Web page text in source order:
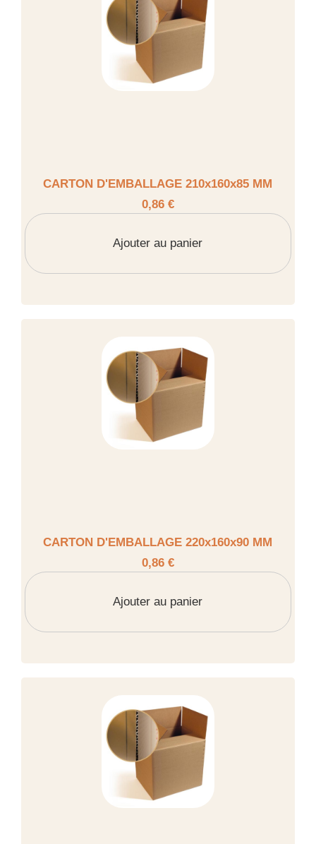
CARTON D'EMBALLAGE 210x160x85 MM
0,86 €
Ajouter au panier
CARTON D'EMBALLAGE 220x160x90 MM
0,86 €
Ajouter au panier